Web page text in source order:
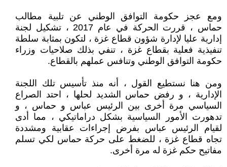
ومع عجز حكومة التوافق الوطني عن تلبية مطالب
حماس ، قررت الحركة في عام 2017 ، تشكيل لجنة
إدارية عليا لإدارة شؤون قطاع غزة ، لتكون بمثابة سلطة
تنفيذية فعلية بقطاع غزة ، تنفي بذلك صلاحيات وزراء
حكومة التوافق الوطني وتنافس عملهم بالقطاع.
ومن هنا نستطيع القول ، أنه منذ تأسيس تلك اللجنة
الإدارية ، و رفض حماس الشديد لحلها ، احتد الصراع
السياسي مرة أخرى بين الرئيس عباس و حماس ، و
تدهورت الأمور السياسية بشكل دراماتيكي ، مما أدى
لقيام الرئيس عباس بفرض إجراءات عقابية ومشددة
تجاه قطاع غزة ، للضغط على حركة حماس لكي تسلم
مفاتيح حكم غزة له مرة أخرى.